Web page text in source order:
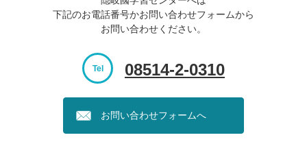
下記のお電話番号かお問い合わせフォームから
お問い合わせください。
Tel 08514-2-0310
お問い合わせフォームへ